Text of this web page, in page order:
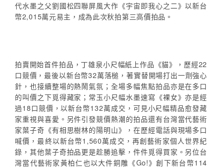
代水墨之父劉國松四聯屏風大作《宇宙即我心之二》以新台
幣2,015萬元易主，成為此次秋拍第三高價拍品。
拍賣開始首件拍品，丁雄泉小尺幅紙上作品《貓》，歷經22
口競價，最後以新台幣32萬落槌，著實替開場打出一劑強心
針，也接續整場的熱鬧氣氛；全場多幅焦點拍品亦是在多口
的叫價之下覓得藏家；常玉小尺幅水墨速寫《裸女》亦是經
過18口競價，以新台幣132萬成交，可見小尺幅精品愈發藏
家重視與喜愛。另件引發競價熱潮的拍品還有台灣當代藝術
家葉子奇《有相思樹林的陽明山》，在歷經電話與現場多口
喊價，最終以新台幣1,560萬成交，再創藝術家個人世界紀
錄，其他葉子奇拍品更是趁勝追擊，件件覓得買家。另位台
灣當代藝術家黃柏仁也以大件銅雕《Go!》創下新台幣114